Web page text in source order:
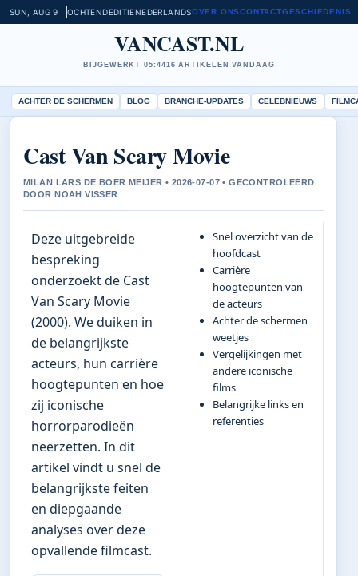
SUN, AUG 9 OCHTENDEDITIENEDERLANDSOVER ONSCONTACTGESCHIEDENIS
VANCAST.NL
BIJGEWERKT 05:4416 ARTIKELEN VANDAAG
ACHTER DE SCHERMEN BLOG BRANCHE-UPDATES CELEBNIEUWS
Cast Van Scary Movie
MILAN LARS DE BOER MEIJER • 2026-07-07 • GECONTROLEERD
DOOR NOAH VISSER
Deze uitgebreide
bespreking
onderzoekt de Cast
Van Scary Movie
(2000). We duiken in
de belangrijkste
acteurs, hun carrière
hoogtepunten en hoe
zij iconische
horrorparodieën
neerzetten. In dit
artikel vindt u snel de
belangrijkste feiten
en diepgaande
analyses over deze
opvallende filmcast.
Snel overzicht van de
hoofdcast
Carrière
hoogtepunten van
de acteurs
Achter de schermen
weetjes
Vergelijkingen met
andere iconische
films
Belangrijke links en
referenties